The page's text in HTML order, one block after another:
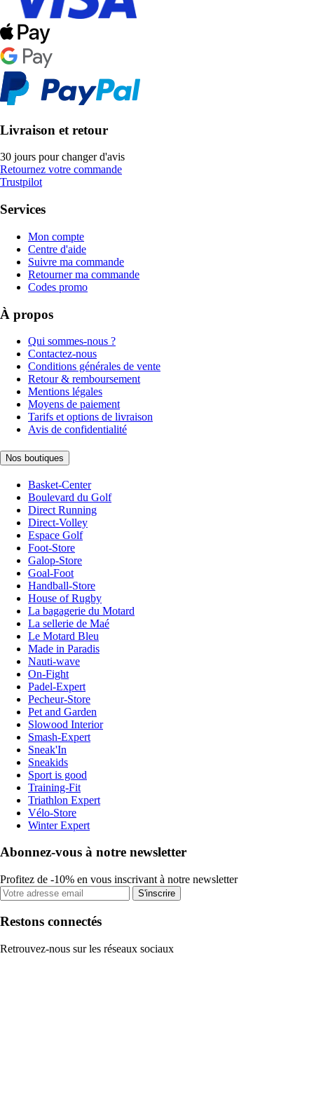
Livraison et retour
30 jours pour changer d'avis
Retournez votre commande
Trustpilot
Services
Mon compte
Centre d'aide
Suivre ma commande
Retourner ma commande
Codes promo
À propos
Qui sommes-nous ?
Contactez-nous
Conditions générales de vente
Retour & remboursement
Mentions légales
Moyens de paiement
Tarifs et options de livraison
Avis de confidentialité
Nos boutiques
Basket-Center
Boulevard du Golf
Direct Running
Direct-Volley
Espace Golf
Foot-Store
Galop-Store
Goal-Foot
Handball-Store
House of Rugby
La bagagerie du Motard
La sellerie de Maé
Le Motard Bleu
Made in Paradis
Nauti-wave
On-Fight
Padel-Expert
Pecheur-Store
Pet and Garden
Slowood Interior
Smash-Expert
Sneak'In
Sneakids
Sport is good
Training-Fit
Triathlon Expert
Vélo-Store
Winter Expert
Abonnez-vous à notre newsletter
Profitez de -10% en vous inscrivant à notre newsletter
S'inscrire
Restons connectés
Retrouvez-nous sur les réseaux sociaux